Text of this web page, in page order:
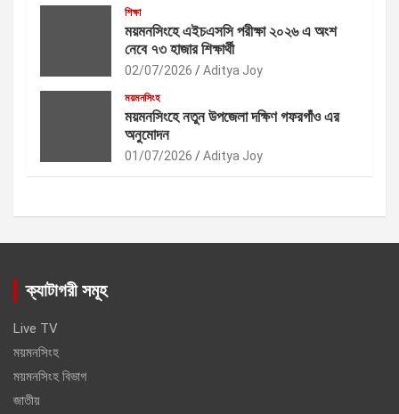
শিক্ষা
ময়মনসিংহে এইচএসসি পরীক্ষা ২০২৬ এ অংশ
নেবে ৭৩ হাজার শিক্ষার্থী
02/07/2026 Aditya Joy
ময়মনসিংহ
ময়মনসিংহে নতুন উপজেলা দক্ষিণ গফরগাঁও এর
অনুমোদন
01/07/2026 Aditya Joy
ক্যাটাগরী সমূহ
Live TV
ময়মনসিংহ
ময়মনসিংহ বিভাগ
জাতীয়